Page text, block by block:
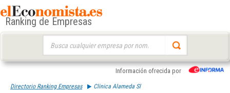
Ranking de Empresas
Información ofrecida por
Directorio Ranking Empresas Clinica Alameda Sl